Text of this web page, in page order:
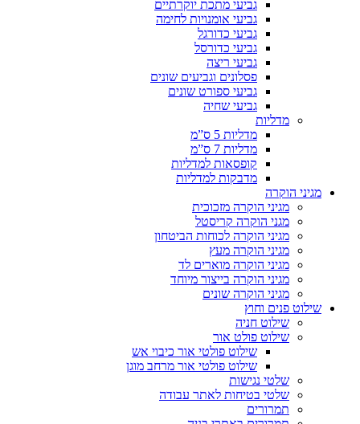
גביעי מתכת יוקרתיים
גביעי אומנויות לחימה
גביעי כדורגל
גביעי כדורסל
גביעי ריצה
פסלונים וגביעים שונים
גביעי ספורט שונים
גביעי שחיה
מדליות
מדליות 5 ס”מ
מדליות 7 ס”מ
קופסאות למדליות
מדבקות למדליות
מגיני הוקרה
מגיני הוקרה מזכוכית
מגני הוקרה קריסטל
מגיני הוקרה לכוחות הביטחון
מגיני הוקרה מעץ
מגיני הוקרה מוארים לד
מגיני הוקרה בייצור מיוחד
מגיני הוקרה שונים
שילוט פנים וחוץ
שילוט חניה
שילוט פולט אור
שילוט פולטי אור כיבוי אש
שילוט פולטי אור מרחב מוגן
שלטי נגישות
שלטי בטיחות לאתר עבודה
תמרורים